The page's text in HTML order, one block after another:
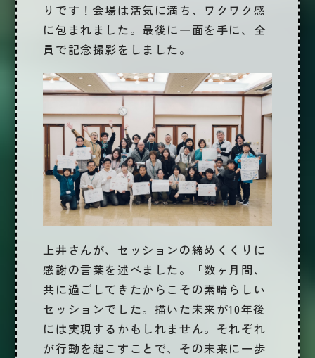
りです！会場は活気に満ち、ワクワク感
に包まれました。最後に一面を手に、全
員で記念撮影をしました。
上井さんが、セッションの締めくくりに
感謝の言葉を述べました。「数ヶ月間、
共に過ごしてきたからこその素晴らしい
セッションでした。描いた未来が10年後
には実現するかもしれません。それぞれ
が行動を起こすことで、その未来に一歩